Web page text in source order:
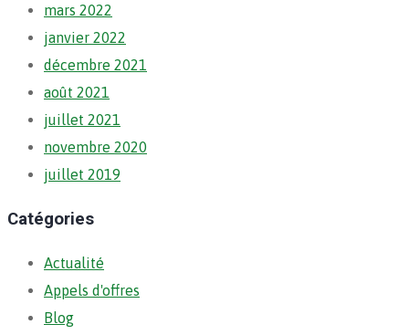
mars 2022
janvier 2022
décembre 2021
août 2021
juillet 2021
novembre 2020
juillet 2019
Catégories
Actualité
Appels d'offres
Blog